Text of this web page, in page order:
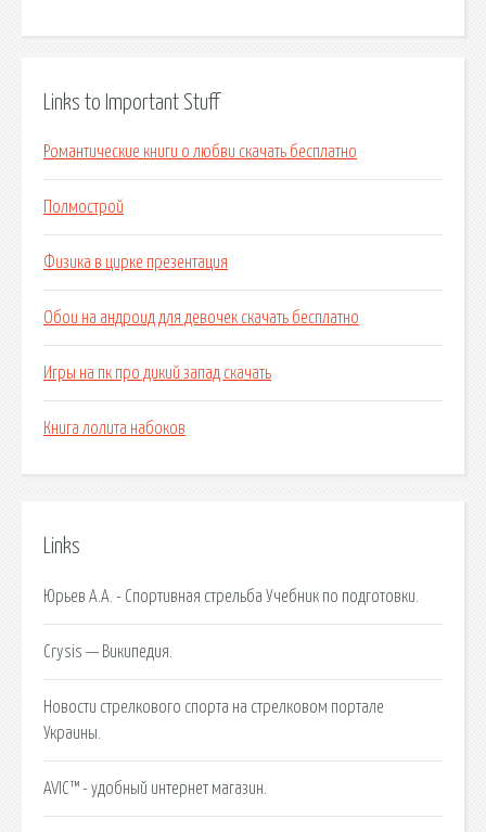
Links to Important Stuff
Романтические книги о любви скачать бесплатно
Полмострой
Физика в цирке презентация
Обои на андроид для девочек скачать бесплатно
Игры на пк про дикий запад скачать
Книга лолита набоков
Links
Юрьев А.А. - Спортивная стрельба Учебник по подготовки.
Crysis — Википедия.
Новости стрелкового спорта на стрелковом портале
Украины.
AVIC™ - удобный интернет магазин.